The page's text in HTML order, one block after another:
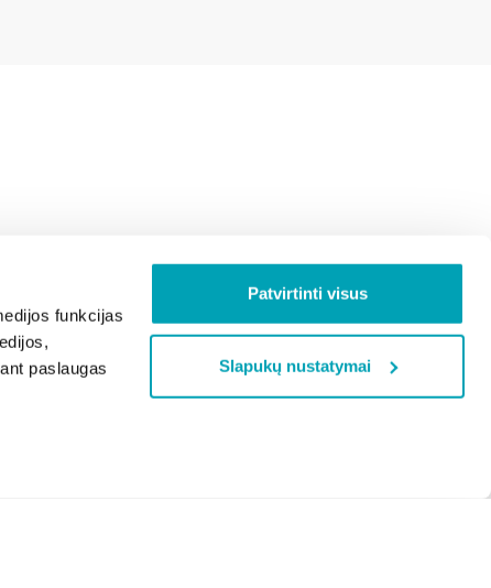
funkcijas
paslaugas
Patvirtinti visus
Slapukų nustatymai